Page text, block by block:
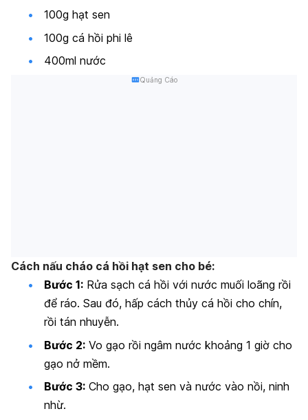
100g hạt sen
100g cá hồi phi lê
400ml nước
Quảng Cáo
Cách nấu cháo cá hồi hạt sen cho bé:
Bước 1: Rửa sạch cá hồi với nước muối loãng rồi
để ráo. Sau đó, hấp cách thủy cá hồi cho chín,
rồi tán nhuyễn.
Bước 2: Vo gạo rồi ngâm nước khoảng 1 giờ cho
gạo nở mềm.
Bước 3: Cho gạo, hạt sen và nước vào nồi, ninh
nhừ.